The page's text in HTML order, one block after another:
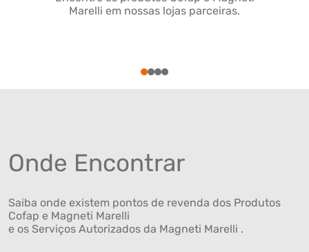
Marelli em nossas lojas parceiras.
1234
Onde Encontrar
Saiba onde existem pontos de revenda dos Produtos
Cofap e Magneti Marelli
e os Serviços Autorizados da Magneti Marelli .